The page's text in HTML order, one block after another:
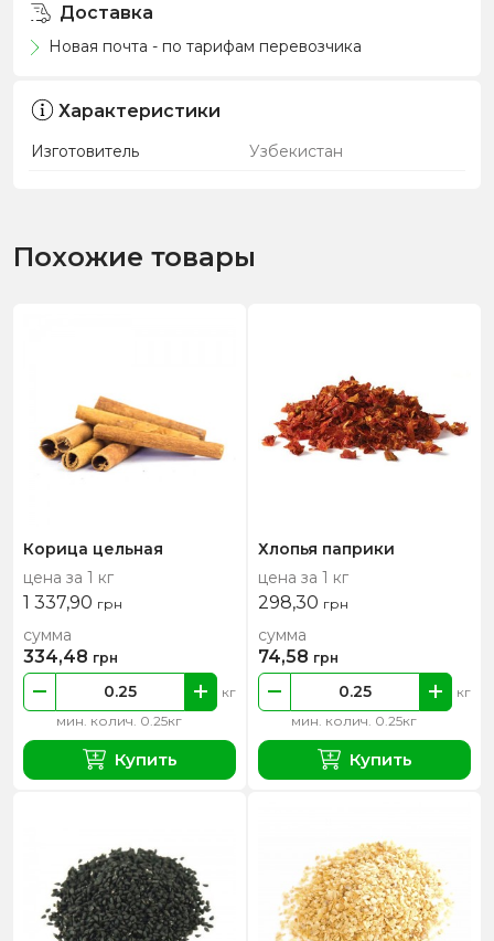
Доставка
Новая почта - по тарифам перевозчика
Характеристики
Изготовитель Узбекистан
Похожие товары
Корица цельная
цена за 1 кг
1 337,90 грн
мин. колич. 0.25кг
кг
сумма
334,48 грн
Купить
Хлопья паприки
цена за 1 кг
298,30 грн
мин. колич. 0.25кг
кг
сумма
74,58 грн
Купить